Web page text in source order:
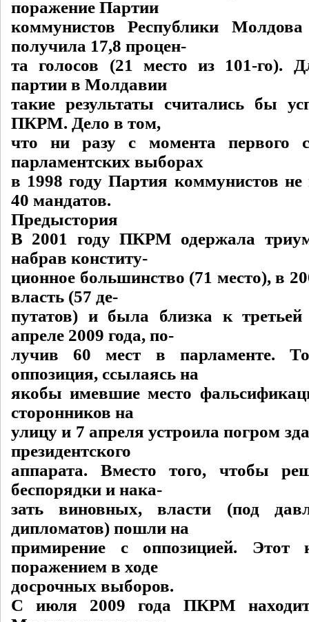
поражение Партии
коммунистов Республики
получила 17,8 процен-
та голосов (21 место из 101-го).
партии в Молдавии
такие результаты считались бы
ПКРМ. Дело в том,
что ни разу с момента первого
парламентских выборах
в 1998 году Партия коммунистов
40 мандатов.
Предыстория
В 2001 году ПКРМ одержала
набрав конститу-
ционное большинство (71 место), в
власть (57 де-
путатов) и была близка к
апреле 2009 года, по-
лучив 60 мест в парламенте.
оппозиция, ссылаясь на
якобы имевшие место
сторонников на
улицу и 7 апреля устроила погром
президентского
аппарата. Вместо того, чтобы
беспорядки и нака-
зать виновных, власти (под
дипломатов) пошли на
примирение с оппозицией. Этот
поражением в ходе
досрочных выборов.
С июля 2009 года ПКРМ